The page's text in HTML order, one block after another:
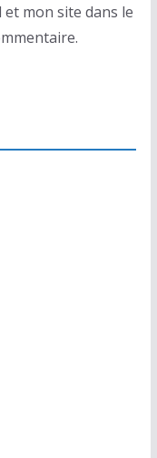
mon site dans le